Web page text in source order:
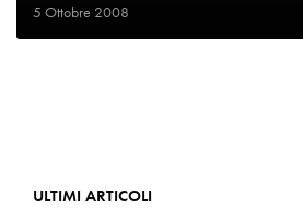
5 Ottobre 2008
ULTIMI ARTICOLI